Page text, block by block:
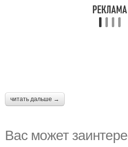
читать дальше →
Вас может